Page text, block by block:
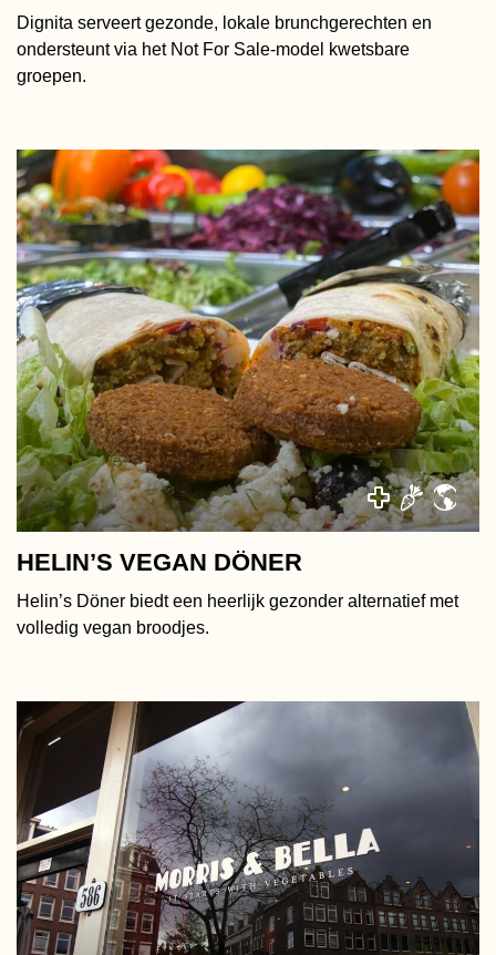
Dignita serveert gezonde, lokale brunchgerechten en
ondersteunt via het Not For Sale-model kwetsbare
groepen.
HELIN’S VEGAN DÖNER
Helin’s Döner biedt een heerlijk gezonder alternatief met
volledig vegan broodjes.